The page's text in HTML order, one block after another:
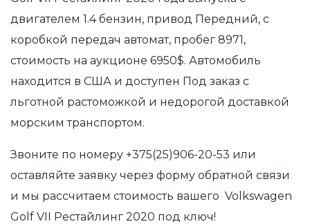
двигателем 1.4 бензин, привод Передний, с
коробкой передач автомат, пробег 8971,
стоимость на аукционе 6950$. Автомобиль
находится в США и доступен Под заказ с
льготной растоможкой и недорогой доставкой
морским транспортом.
Звоните по номеру +375(25)906-20-53 или
оставляйте заявку через форму обратной связи
и мы рассчитаем стоимость вашего Volkswagen
Golf VII Рестайлинг 2020 под ключ!